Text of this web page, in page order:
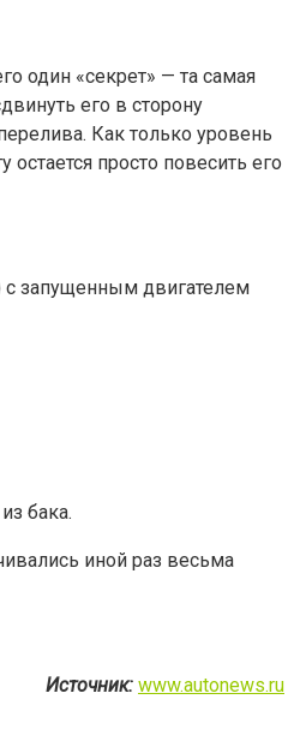
один «секрет» — та самая
его в сторону
Как только уровень
просто повесить его
с запущенным двигателем
бака.
иной раз весьма
Источник: www.autonews.ru